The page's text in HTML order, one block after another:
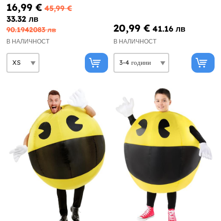
16,99 € 45,99 €
33.32 лв
90.1942083 лв
В НАЛИЧНОСТ
20,99 € 41.16 лв
В НАЛИЧНОСТ